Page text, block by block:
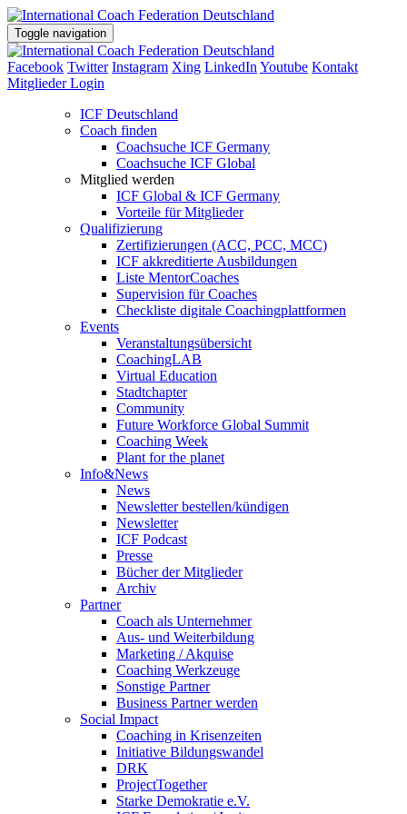
Toggle navigation
Facebook Twitter Instagram Xing LinkedIn Youtube Kontakt
Mitglieder Login
ICF Deutschland
Coach finden
Coachsuche ICF Germany
Coachsuche ICF Global
Mitglied werden
ICF Global & ICF Germany
Vorteile für Mitglieder
Qualifizierung
Zertifizierungen (ACC, PCC, MCC)
ICF akkreditierte Ausbildungen
Liste MentorCoaches
Supervision für Coaches
Checkliste digitale Coachingplattformen
Events
Veranstaltungsübersicht
CoachingLAB
Virtual Education
Stadtchapter
Community
Future Workforce Global Summit
Coaching Week
Plant for the planet
Info&News
News
Newsletter bestellen/kündigen
Newsletter
ICF Podcast
Presse
Bücher der Mitglieder
Archiv
Partner
Coach als Unternehmer
Aus- und Weiterbildung
Marketing / Akquise
Coaching Werkzeuge
Sonstige Partner
Business Partner werden
Social Impact
Coaching in Krisenzeiten
Initiative Bildungswandel
DRK
ProjectTogether
Starke Demokratie e.V.